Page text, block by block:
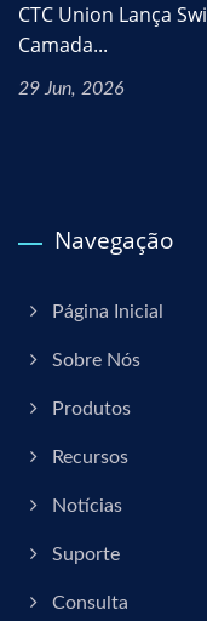
CTC Union Lança
Camada...
29 Jun, 2026
Navegação
Página Inicial
Sobre Nós
Produtos
Recursos
Notícias
Suporte
Consulta